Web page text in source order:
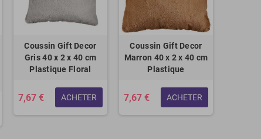
Coussin Gift Decor
Gris 40 x 2 x 40 cm
Plastique Floral
7,67 € ACHETER
Coussin Gift Decor
Marron 40 x 2 x 40 cm
Plastique
7,67 € ACHETER